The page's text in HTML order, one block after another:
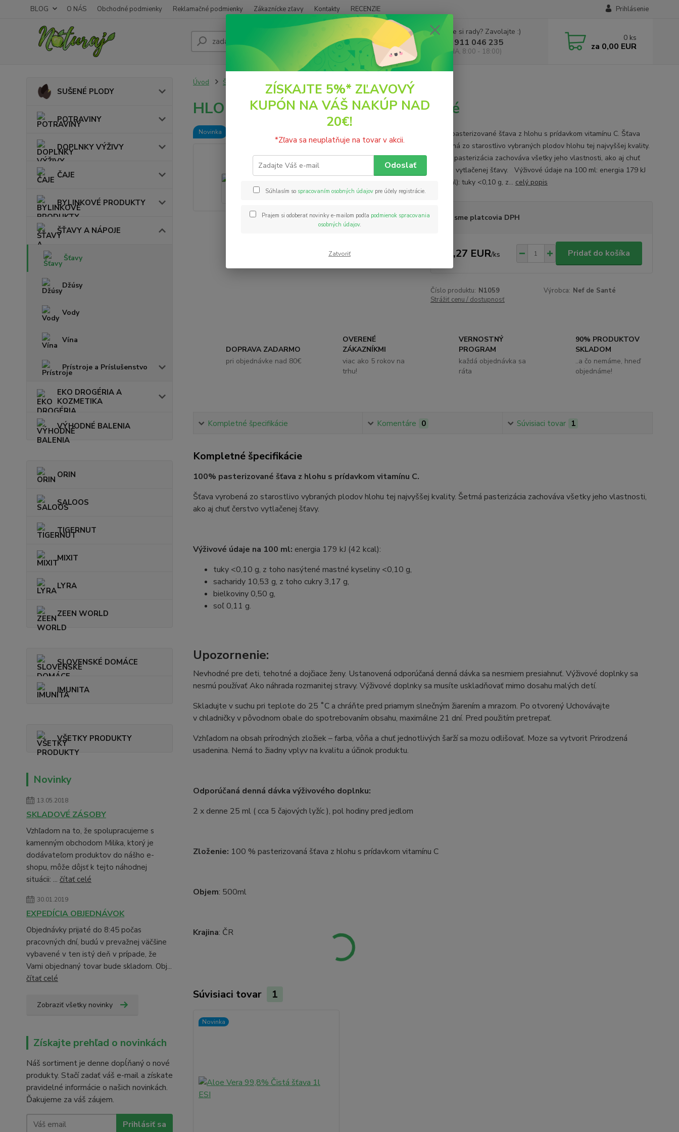
BLOG O NÁS Obchodné podmienky Reklamačné podmienky Zákaznícke zľavy Kontakty RECENZIE Prihlásenie
Hľadať
Neviete si rady? Zavolajte :)
+421 911 046 235
(PO - PIA, 8:00 - 18:00)
0 ks
za 0,00 EUR
SUŠENÉ PLODY
POTRAVINY
DOPLNKY VÝŽIVY
ČAJE
BYLINKOVÉ PRODUKTY
ŠŤAVY A NÁPOJE
Šťavy
Džúsy
Vody
Vína
Prístroje a Príslušenstvo
EKO DROGÉRIA A
KOZMETIKA
VÝHODNÉ BALENIA
ORIN
SALOOS
TIGERNUT
MIXIT
LYRA
ZEEN WORLD
SLOVENSKÉ DOMÁCE
IMUNITA
VŠETKY PRODUKTY
Novinky
13.05.2018
SKLADOVÉ ZÁSOBY
Vzhľadom na to, že spolupracujeme s
kamenným obchodom Milika, ktorý je
dodávateľom produktov do nášho e-
shopu, môže dôjsť k tejto náhodnej
situácii: ... čítať celé
30.01.2019
EXPEDÍCIA OBJEDNÁVOK
Objednávky prijaté do 8:45 počas
pracovných dní, budú v prevažnej väčšine
vybavené v ten istý deň v prípade, že
Vami objednaný tovar bude skladom. Obj...
čítať celé
Zobraziť všetky novinky
Získajte prehľad o novinkách
Náš sortiment je denne dopĺňaný o nové
produkty. Stačí zadať váš e-mail a získate
pravidelné informácie o našich novinkách.
Ďakujeme za váš záujem.
Prihlásiť sa
Úvod ŠŤAVY A NÁPOJE Šťavy HLOH 100% šťava 500ml Nefdesanté
HLOH 100% šťava 500ml Nefdesanté
Novinka
100% pasterizované šťava z hlohu s prídavkom vitamínu C. Šťava
vyrobená zo starostlivo vybraných plodov hlohu tej najvyššej kvality.
Šetrná pasterizácia zachováva všetky jeho vlastnosti, ako aj chuť
čerstvo vytlačenej šťavy. Výživové údaje na 100 ml: energia 179 kJ
(42 kcal): tuky <0,10 g, z... celý popis
Nie sme platcovia DPH
12,27 EUR/ks Pridať do košíka
Číslo produktu: N1059 Výrobca: Nef de Santé
Strážiť cenu / dostupnosť
DOPRAVA ZADARMO
pri objednávke nad 80€
OVERENÉ
ZÁKAZNÍKMI
viac ako 5 rokov na
trhu!
VERNOSTNÝ
PROGRAM
každá objednávka sa
ráta
90% PRODUKTOV
SKLADOM
..a čo nemáme, hneď
objednáme!
Kompletné špecifikácie Komentáre 0 Súvisiaci tovar 1
Kompletné špecifikácie
100% pasterizované šťava z hlohu s prídavkom vitamínu C.
Šťava vyrobená zo starostlivo vybraných plodov hlohu tej najvyššej kvality. Šetrná pasterizácia zachováva všetky jeho vlastnosti,
ako aj chuť čerstvo vytlačenej šťavy.
Výživové údaje na 100 ml: energia 179 kJ (42 kcal):
tuky <0,10 g, z toho nasýtené mastné kyseliny <0,10 g,
sacharidy 10,53 g, z toho cukry 3,17 g,
bielkoviny 0,50 g,
soľ 0,11 g.
Upozornenie:
Nevhodné pre deti, tehotné a dojčiace ženy. Ustanovená odporúčaná denná dávka sa nesmiem presiahnuť. Výživové doplnky sa
nesmú používať Ako náhrada rozmanitej stravy. Výživové doplnky sa musíte uskladňovať mimo dosahu malých detí.
Skladujte v suchu pri teplote do 25 ˚C a chráňte pred priamym slnečným žiarením a mrazom. Po otvorený Uchovávajte
v chladničky v pôvodnom obale do spotrebovaním obsahu, maximálne 21 dní. Pred použitím pretrepať.
Vzhľadom na obsah prírodných zložiek – farba, vôňa a chuť jednotlivých šarží sa mozu odlišovať. Moze sa vytvorit Prirodzená
usadenina. Nemá to žiadny vplyv na kvalitu a účinok produktu.
Odporúčaná denná dávka výživového doplnku:
2 x denne 25 ml ( cca 5 čajových lyžíc ), pol hodiny pred jedlom
Zloženie: 100 % pasterizovaná šťava z hlohu s prídavkom vitamínu C
Objem: 500ml
Krajina: ČR
Súvisiaci tovar 1
Novinka
ZÍSKAJTE 5%* ZĽAVOVÝ
KUPÓN NA VÁŠ NAKÚP NAD
20€!
*Zľava sa neuplatňuje na tovar v akcii.
Odoslať
Súhlasím so spracovaním osobných údajov pre účely registrácie.
Prajem si odoberať novinky e-mailom podľa podmienok spracovania
osobných údajov.
Zatvoriť